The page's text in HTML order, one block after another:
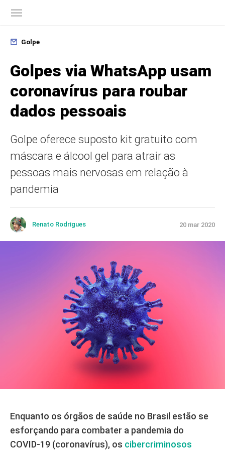
Golpe
Golpes via WhatsApp usam
coronavírus para roubar
dados pessoais
Golpe oferece suposto kit gratuito com
máscara e álcool gel para atrair as
pessoas mais nervosas em relação à
pandemia
Renato Rodrigues 20 mar 2020
Enquanto os órgãos de saúde no Brasil estão se
esforçando para combater a pandemia do
COVID-19 (coronavírus), os cibercriminosos